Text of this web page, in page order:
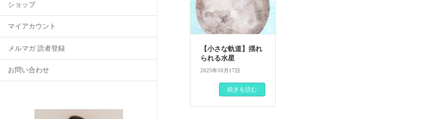
ショップ
マイアカウント
メルマガ 読者登録
お問い合わせ
【小さな軌道】揺れ
られる水星
2025年10月17日
続きを読む